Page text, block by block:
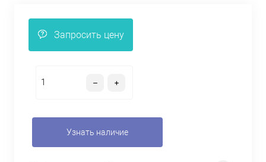
Запросить цену
Узнать наличие